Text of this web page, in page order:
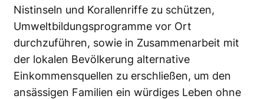
Nistinseln und Korallenriffe zu schützen,
Umweltbildungsprogramme vor Ort
durchzuführen, sowie in Zusammenarbeit mit
der lokalen Bevölkerung alternative
Einkommensquellen zu erschließen, um den
ansässigen Familien ein würdiges Leben ohne